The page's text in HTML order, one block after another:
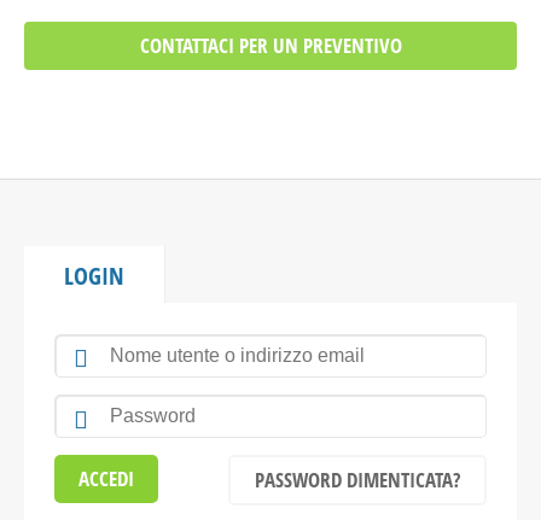
CONTATTACI PER UN PREVENTIVO
LOGIN
PASSWORD DIMENTICATA?